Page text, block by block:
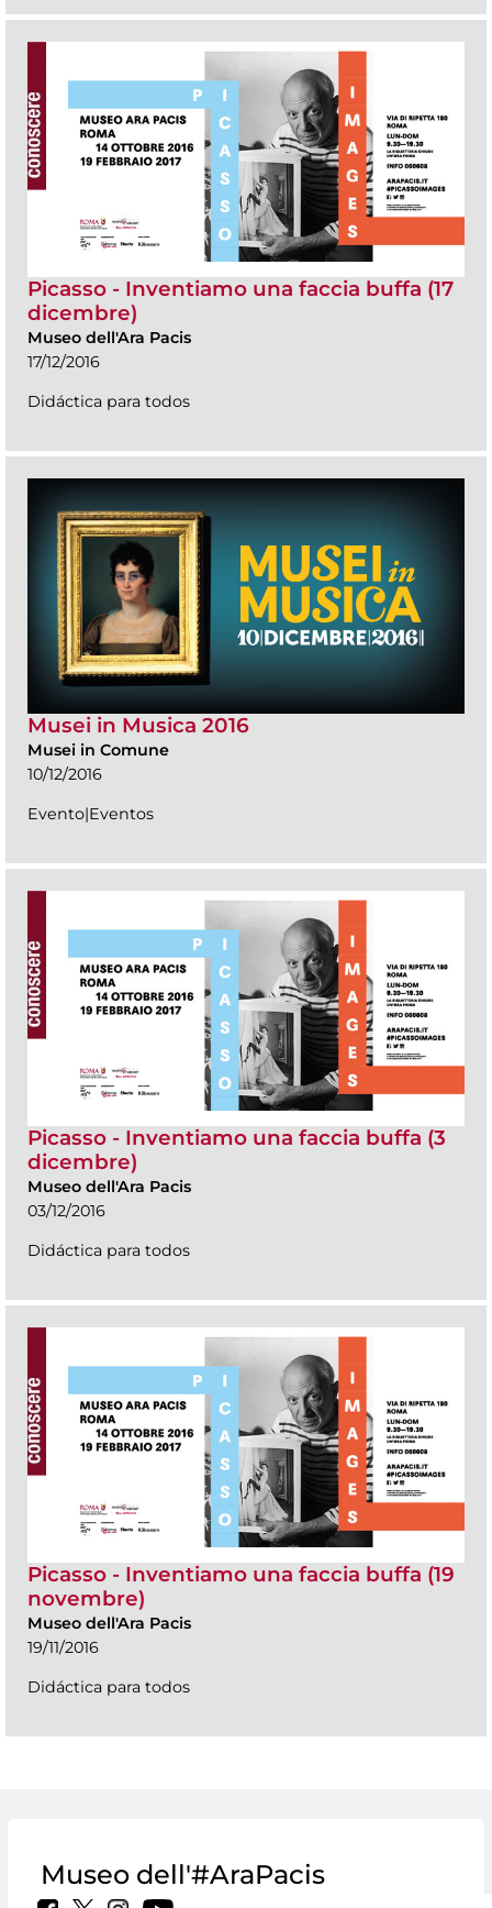
Picasso - Inventiamo una faccia buffa (17
dicembre)
Museo dell'Ara Pacis
17/12/2016
Didáctica para todos
Musei in Musica 2016
Musei in Comune
10/12/2016
Evento|Eventos
Picasso - Inventiamo una faccia buffa (3
dicembre)
Museo dell'Ara Pacis
03/12/2016
Didáctica para todos
Picasso - Inventiamo una faccia buffa (19
novembre)
Museo dell'Ara Pacis
19/11/2016
Didáctica para todos
Museo dell'#AraPacis